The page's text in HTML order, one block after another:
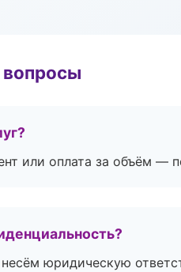
или оплата за объём —
юридическую